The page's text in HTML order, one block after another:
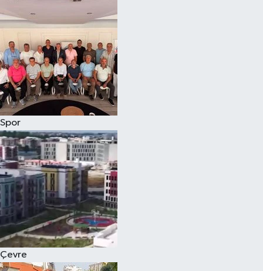
Spor
Çevre
Magazin
Özel
Resmi İlanlar
Sağlık
Siyaset
Spor
Yaşam
Yerel Yönetimler
Yurttan